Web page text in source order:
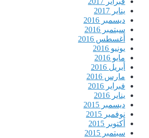
يناير 2017
ديسمبر 2016
سبتمبر 2016
أغسطس 2016
يونيو 2016
مايو 2016
أبريل 2016
مارس 2016
فبراير 2016
يناير 2016
ديسمبر 2015
نوفمبر 2015
أكتوبر 2015
سبتمبر 2015